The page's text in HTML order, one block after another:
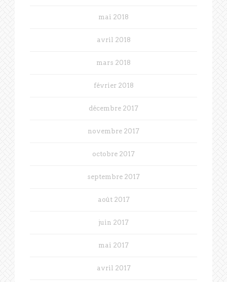
mai 2018
avril 2018
mars 2018
février 2018
décembre 2017
novembre 2017
octobre 2017
septembre 2017
août 2017
juin 2017
mai 2017
avril 2017